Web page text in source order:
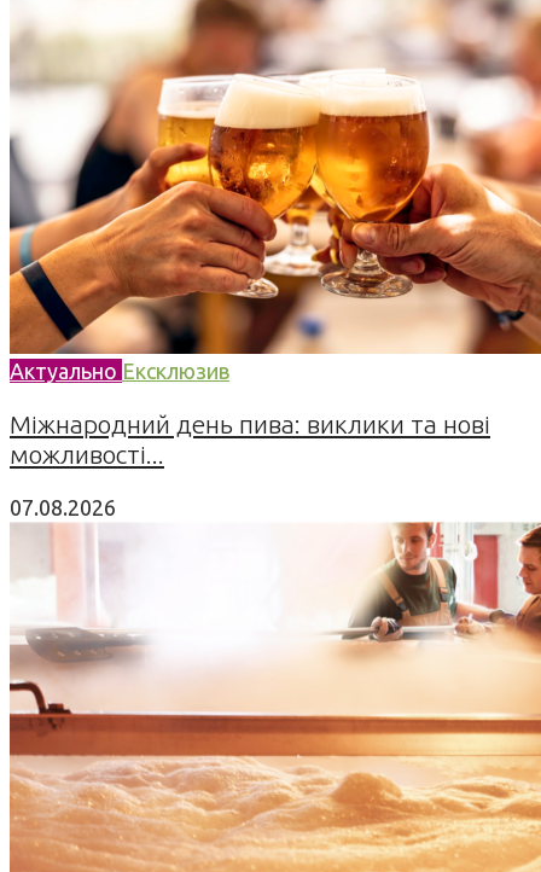
Актуально Ексклюзив
Міжнародний день пива: виклики та нові
можливості...
07.08.2026